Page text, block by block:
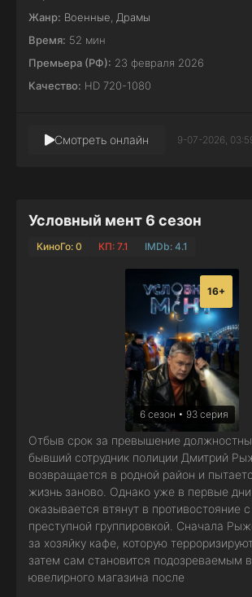
Жанр: Военные Драмы
Время: 52 мин
Премьера (РФ): 23 февраля 2026
Качество: HD 720-1080
Смотреть онлайн 9-07-2026,
Условный мент 6 сезон
КиноГо: 0 КП: 7.1 IMDb: 4.1
6 сезон • 93 серия
16+
Отбыв срок за превышение
бывший сотрудник полиции Дмитрий
возвращается в родной район и
жизнь заново. Однако уже в первые
оказывается втянут в противостояние
преступной группировкой. Сначала
за хозяйку кафе, которую
затем сам становится подозреваемым
ювелирного магазина после